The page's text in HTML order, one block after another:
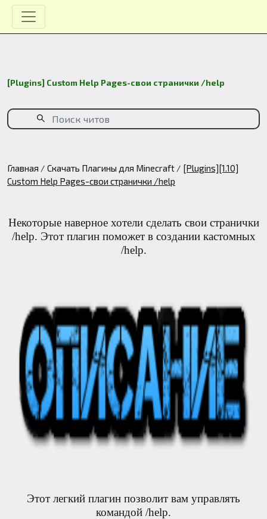
[Plugins] Custom Help Pages-свои странички /help
Главная Скачать Плагины для Minecraft
[Plugins][1.10]
Custom Help Pages-свои странички /help
Некоторые наверное хотели сделать свои странички
/help. Этот плагин поможет в создании кастомных
/help.
Этот легкий плагин позволит вам управлять
командой /help.